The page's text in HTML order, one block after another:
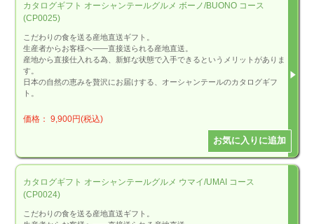
カタログギフト オーシャンテールグルメ ボーノ/BUONO コース
(CP0025)
こだわりの食を送る産地直送ギフト。
生産者からお客様へ――直接送られる産地直送。
産地から直接仕入れる為、新鮮な状態で入手できるというメリットがありま
す。
日本の自然の恵みを贅沢にお届けする、オーシャンテールのカタログギフ
ト。
価格： 9,900円(税込)
カタログギフト オーシャンテールグルメ ウマイ/UMAI コース
(CP0024)
こだわりの食を送る産地直送ギフト。